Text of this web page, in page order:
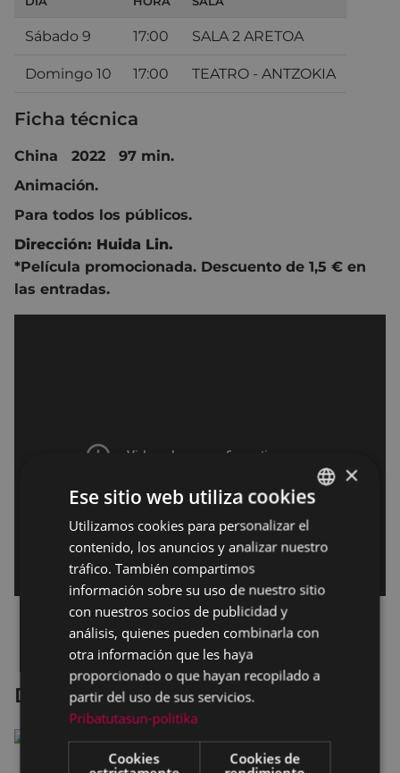
Sábado 9 17:00 SALA 2 ARETOA
Domingo 10 17:00 TEATRO - ANTZOKIA
Ficha técnica
China 2022 97 min.
Animación.
Para todos los públicos.
Dirección: Huida Lin.
*Película promocionada. Descuento de 1,5 € en
las entradas.
Dream Scenario
BASQUE
SPANISH
×
Ese sitio web utiliza cookies
Utilizamos cookies para personalizar el
contenido, los anuncios y analizar nuestro
tráfico. También compartimos
información sobre su uso de nuestro sitio
con nuestros socios de publicidad y
análisis, quienes pueden combinarla con
otra información que les haya
proporcionado o que hayan recopilado a
partir del uso de sus servicios.
Pribatutasun-politika
Cookies
Cookies de